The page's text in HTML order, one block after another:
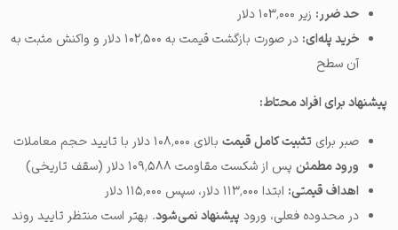
حد ضرر: زیر ۱۰۳٬۰۰۰ دلار
خرید پله‌ای:
در صورت بازگشت قیمت به ۱۰۲٬۵۰۰ دلار و واکنش مثبت به
آن سطح
پیشنهاد برای افراد محتاط:
صبر برای تثبیت کامل قیمت بالای ۱۰۸٬۰۰۰ دلار با تایید حجم معاملات
ورود مطمئن پس از شکست مقاومت ۱۰۹٬۵۸۸ دلار (سقف تاریخی)
اهداف قیمتی: ابتدا ۱۱۳٬۰۰۰ دلار، سپس ۱۱۵٬۰۰۰ دلار
در محدوده فعلی، ورود پیشنهاد نمی‌شود. بهتر است منتظر تایید روند